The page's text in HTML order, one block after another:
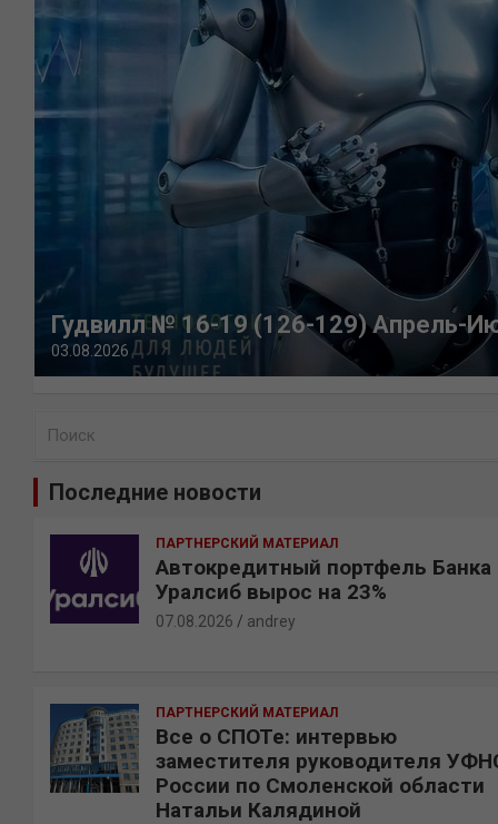
Гудвилл № 16-19 (126-129) Апрель-
03.08.2026
Последние новости
ПАРТНЕРСКИЙ МАТЕРИАЛ
Автокредитный портфель Банка
Уралсиб вырос на 23%
07.08.2026 andrey
ПАРТНЕРСКИЙ МАТЕРИАЛ
Все о СПОТе: интервью
заместителя руководителя
России по Смоленской области
Натальи Калядиной